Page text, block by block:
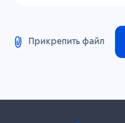
Прикрепить файл